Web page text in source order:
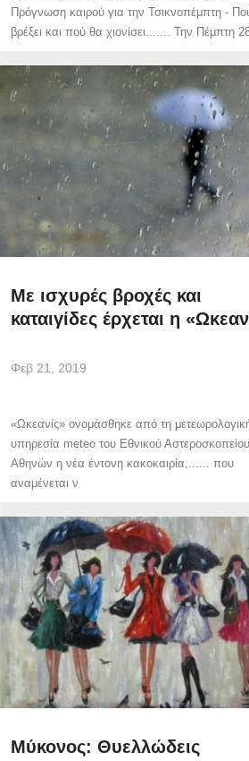
Πρόγνωση καιρού για την Τσικνοπέμπτη -
βρέξει και πού θα χιονίσει....... Την Πέμπτη
Με ισχυρές βροχές και
καταιγίδες έρχεται η
Φεβ 21, 2019
«Ωκεανίς» ονομάσθηκε από τη
υπηρεσία meteo του Εθνικού Αστεροσκοπείου
Αθηνών η νέα έντονη κακοκαιρία,...... που
αναμένεται ν
Μύκονος: Θυελλώδεις
Mykonos News